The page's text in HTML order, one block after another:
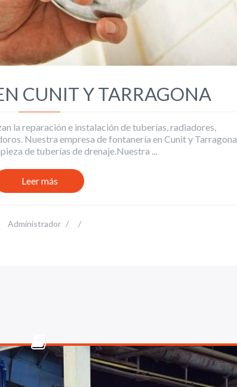
CUNIT Y TARRAGONA
la reparación e instalación de tuberías, radiadores,
Nuestra empresa de fontanería en Cunit y Tarragona
de tuberías de drenaje.Nuestra ...
Leer más
Administrador / /